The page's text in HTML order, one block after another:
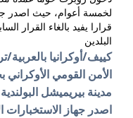
لخمسة أعوام، حيث اصدر
قرارا يفيد بالغاء القرار
البلدين
كييف/أوكرانيا
الأمن القومي
مدينة بيريميشل
اصدر جهاز الاستخبارات